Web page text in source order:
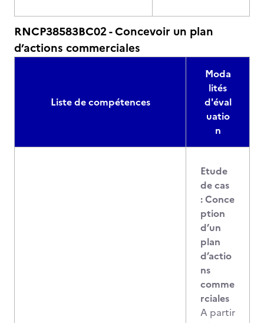
RNCP38583BC02 - Concevoir un plan
d’actions commerciales
Liste de compétences
Moda
lités
d'éval
uatio
n
Etude
de cas
: Conce
ption
d’un
plan
d’actio
ns
comme
rciales
A partir